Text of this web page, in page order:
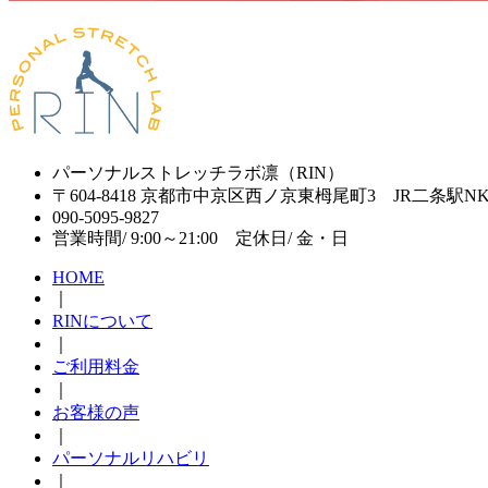
パーソナルストレッチラボ凛（RIN）
〒604-8418 京都市中京区西ノ京東栂尾町3 JR二条駅
090-5095-9827
営業時間/ 9:00～21:00 定休日/ 金・日
HOME
RINについて
ご利用料金
お客様の声
パーソナルリハビリ